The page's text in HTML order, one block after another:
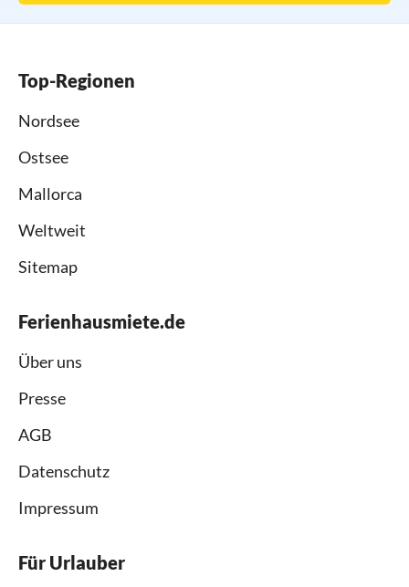
Top-Regionen
Nordsee
Ostsee
Mallorca
Weltweit
Sitemap
Ferienhausmiete.de
Über uns
Presse
AGB
Datenschutz
Impressum
Für Urlauber